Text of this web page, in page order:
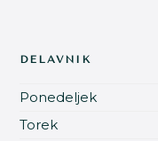
DELAVNIK
Ponedeljek
Torek